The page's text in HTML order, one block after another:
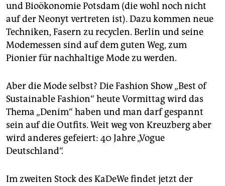
und Bioökonomie Potsdam (die wohl noch nicht
auf der Neonyt vertreten ist). Dazu kommen neue
Techniken, Fasern zu recyclen. Berlin und seine
Modemessen sind auf dem guten Weg, zum
Pionier für nachhaltige Mode zu werden.
Aber die Mode selbst? Die Fashion Show „Best of
Sustainable Fashion“ heute Vormittag wird das
Thema „Denim“ haben und man darf gespannt
sein auf die Outfits. Weit weg von Kreuzberg aber
wird anderes gefeiert: 40 Jahre „Vogue
Deutschland“.
Im zweiten Stock des ­KaDeWe findet jetzt der